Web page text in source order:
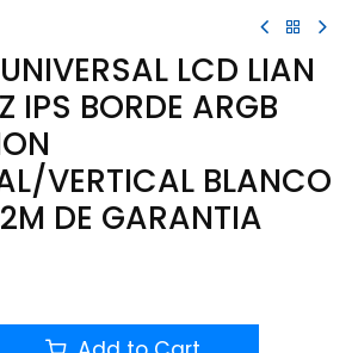
LCD LIAN
IPS BORDE ARGB
VERTICAL BLANCO
DE GARANTIA